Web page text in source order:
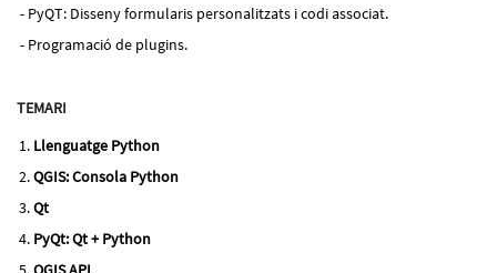
PyQT: Disseny formularis personalitzats i codi associat.
Programació de plugins.
TEMARI
Llenguatge Python
QGIS: Consola Python
Qt
PyQt: Qt + Python